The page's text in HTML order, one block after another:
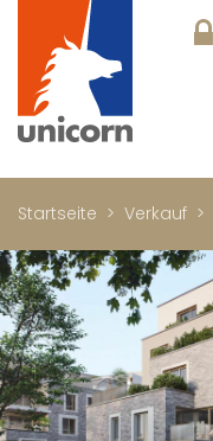
Startseite Verkauf